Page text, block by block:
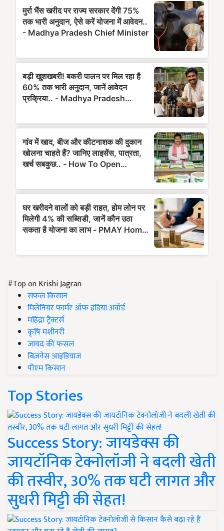
#Top on Krishi Jagran
सफल किसान
मिलेनियर फार्मर ऑफ इंडिया अवॉर्ड
महिंद्रा ट्रैक्टर्स
कृषि मशीनरी
जायद की फसल
बिज़नेस आइडियाज
पीएम किसान
Top Stories
Success Story: जायडेक्स की
जायटॉनिक टेक्नोलॉजी ने बदली खेती
की तस्वीर, 30% तक घटी लागत और
सुधरी मिट्टी की सेहत!